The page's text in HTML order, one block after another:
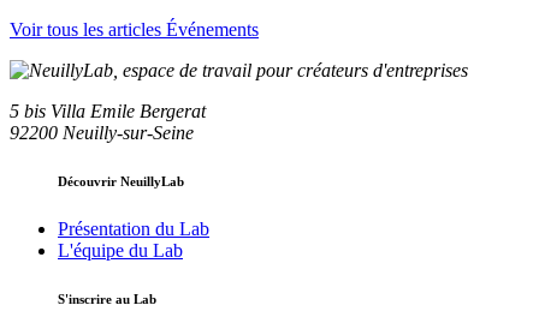
Voir tous les articles Événements
5 bis Villa Emile Bergerat
92200 Neuilly-sur-Seine
Découvrir NeuillyLab
Présentation du Lab
L'équipe du Lab
S'inscrire au Lab